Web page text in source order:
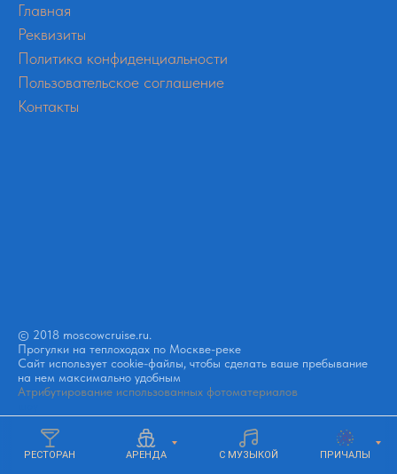
РЕСТОРАН АРЕНДА С МУЗЫКОЙ ПРИЧАЛЫ
Главная
Реквизиты
Политика конфиденциальности
Пользовательское соглашение
Контакты
© 2018 moscowcruise.ru.
Прогулки на теплоходах по Москве-реке
Сайт использует cookie-файлы, чтобы сделать ваше пребывание
на нем максимально удобным
Атрибутирование использованных фотоматериалов